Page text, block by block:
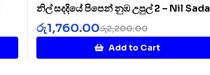
නිල් සදදියේ පිපෙන් නුඹ උපුල් 2 – Nil Sada
Diye 2
රු2,200.00
රු1,760.00
Add to Cart